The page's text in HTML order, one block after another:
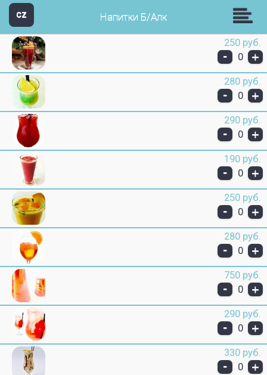
CZ Звезда Групп
Напитки Б/Алк
250 руб.
- 0 +
280 руб.
- 0 +
290 руб.
- 0 +
190 руб.
- 0 +
250 руб.
- 0 +
280 руб.
- 0 +
750 руб.
- 0 +
290 руб.
- 0 +
330 руб.
- 0 +